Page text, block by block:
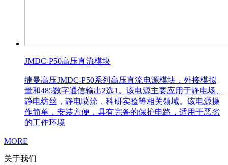
JMDC-P50高压直流模块
捷曼高压JMDC-P50系列高压直流电源模块，外接模拟
量和485数字通信输出2选1。该电源主要应用于静电场、
静电纺丝，静电喷涂，科研实验等相关领域。该电源操
作简单，安装方便，具有完备的保护电路，适用于恶劣
的工作环境
MORE
关于我们